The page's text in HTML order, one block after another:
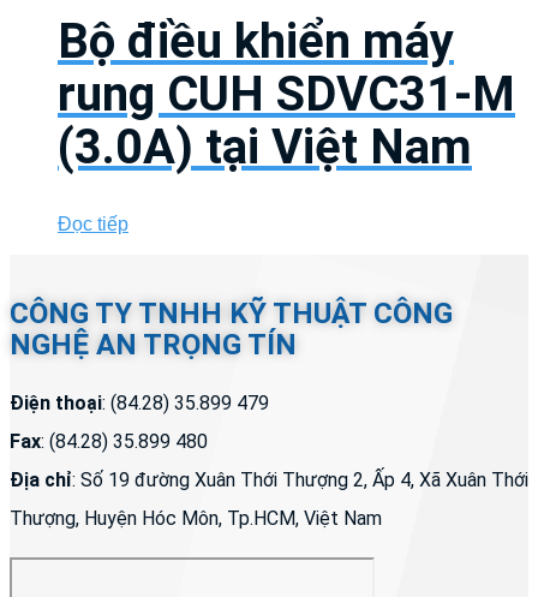
Bộ điều khiển máy
rung CUH SDVC31-M
(3.0A) tại Việt Nam
Đọc tiếp
CÔNG TY TNHH KỸ THUẬT CÔNG
NGHỆ AN TRỌNG TÍN
Điện thoại: (84.28) 35.899 479
Fax: (84.28) 35.899 480
Địa chỉ: Số 19 đường Xuân Thới Thượng 2, Ấp 4, Xã Xuân Thới
Thượng, Huyện Hóc Môn, Tp.HCM, Việt Nam